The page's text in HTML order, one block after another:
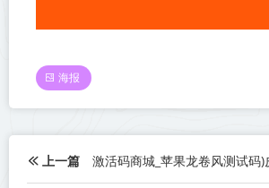
海报
上一篇 激活码商城_苹果龙卷风测试码)皮